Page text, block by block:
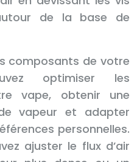
de la base de
composants de votre
optimiser les
vape, obtenir une
vapeur et adapter
personnelles.
ajuster le flux d’air